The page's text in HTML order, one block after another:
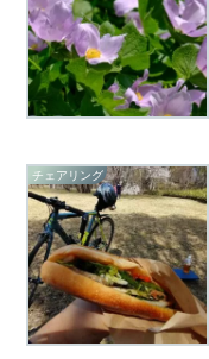
チェアリング